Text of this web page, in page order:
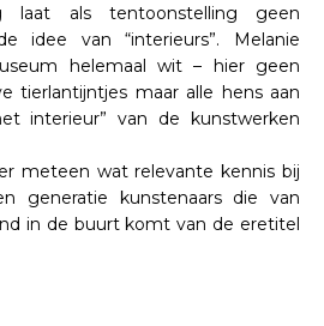
laat als tentoonstelling geen
idee van “interieurs”. Melanie
helemaal wit – hier geen
tierlantijntjes maar alle hens aan
interieur” van de kunstwerken
meteen wat relevante kennis bij
generatie kunstenaars die van
in de buurt komt van de eretitel